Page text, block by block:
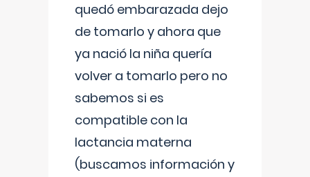
quedó embarazada dejo
de tomarlo y ahora que
ya nació la niña quería
volver a tomarlo pero no
sabemos si es
compatible con la
lactancia materna
(buscamos información y